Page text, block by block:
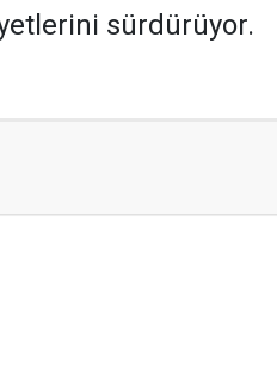
sürdürüyor.